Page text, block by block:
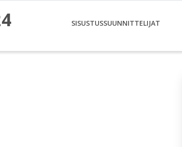
SISUSTUSSUUNNITTELIJAT